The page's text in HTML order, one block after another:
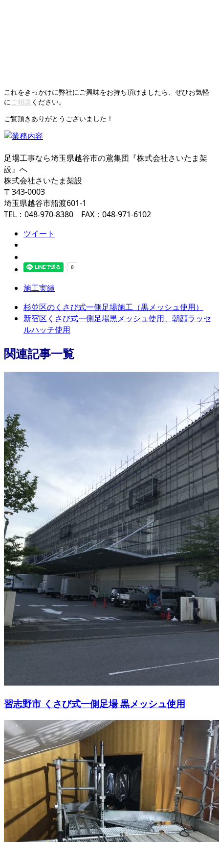
これをきっかけに弊社にご興味をお持ち頂けましたら、ぜひお気軽
にご相談 ください。
ご覧頂きありがとうございました！
足場工事なら埼玉県越谷市の鳶集団『株式会社さいたま架
設』へ
株式会社さいたま架設
〒343-0003
埼玉県越谷市船渡601-1
TEL：048-970-8380 FAX：048-971-6102
ツイート
施工実績
杉並区のくさび式一側足場施工（黒メッシュ使用）
新宿区くさび式一側足場黒メッシュ使用、朝顔ラッセ
ルハッチ使用
関連記事一覧
習志野市 くさび式一側足場 黒メッシュ使用